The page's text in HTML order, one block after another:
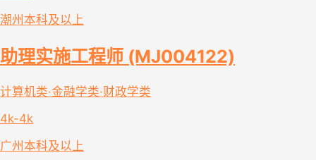
潮州 本科及以上
助理实施工程师 (MJ004122)
计算机类·金融学类·财政学类
4k-4k
广州 本科及以上